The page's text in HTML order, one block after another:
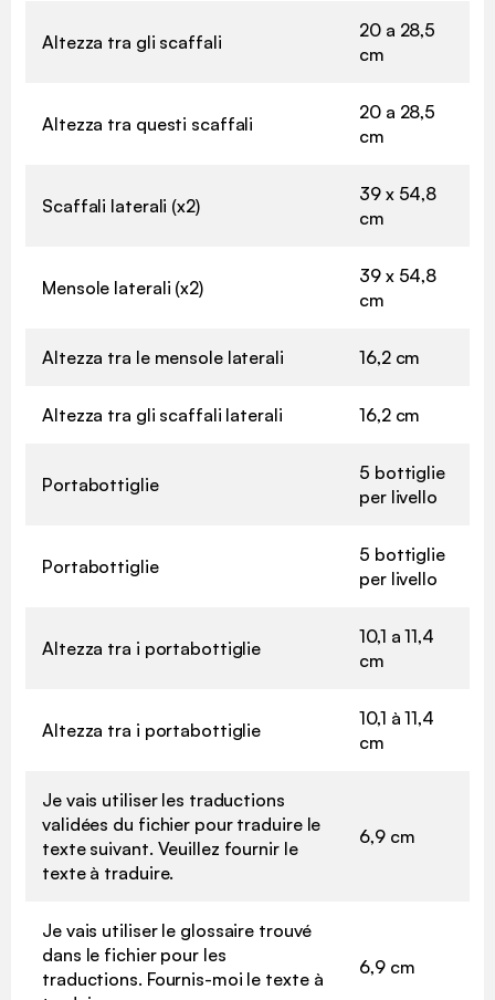
Altezza tra gli scaffali
20 a 28,5
cm
Altezza tra questi scaffali
20 a 28,5
cm
Scaffali laterali (x2)
39 x 54,8
cm
Mensole laterali (x2)
39 x 54,8
cm
Altezza tra le mensole laterali 16,2 cm
Altezza tra gli scaffali laterali 16,2 cm
Portabottiglie
5 bottiglie
per livello
Portabottiglie
5 bottiglie
per livello
Altezza tra i portabottiglie
10,1 a 11,4
cm
Altezza tra i portabottiglie
10,1 à 11,4
cm
Je vais utiliser les traductions
validées du fichier pour traduire le
texte suivant. Veuillez fournir le
texte à traduire.
6,9 cm
Je vais utiliser le glossaire trouvé
dans le fichier pour les
traductions. Fournis-moi le texte à
6,9 cm